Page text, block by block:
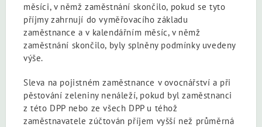
měsíci, v němž zaměstnání skončilo, pokud se tyto
příjmy zahrnují do vyměřovacího základu
zaměstnance a v kalendářním měsíc, v němž
zaměstnání skončilo, byly splněny podmínky uvedeny
výše.
Sleva na pojistném zaměstnance v ovocnářství a při
pěstování zeleniny nenáleží, pokud byl zaměstnanci
z této DPP nebo ze všech DPP u téhož
zaměstnavatele zúčtován příjem vyšší než průměrná